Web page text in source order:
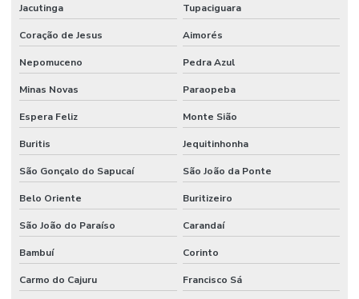
Jacutinga Tupaciguara
Coração de Jesus Aimorés
Nepomuceno Pedra Azul
Minas Novas Paraopeba
Espera Feliz Monte Sião
Buritis Jequitinhonha
São Gonçalo do Sapucaí São João da Ponte
Belo Oriente Buritizeiro
São João do Paraíso Carandaí
Bambuí Corinto
Carmo do Cajuru Francisco Sá